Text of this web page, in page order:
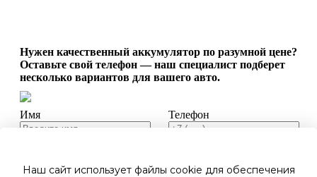
Нужен качественный аккумулятор по разумной цене?
Оставьте свой телефон — наш специалист подберет
несколько вариантов для вашего авто.
Имя Телефон
Наш сайт использует файлы cookie для обеспечения